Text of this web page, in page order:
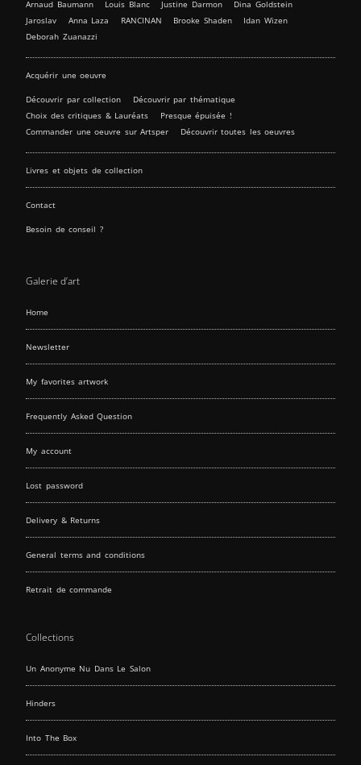
Arnaud Baumann Louis Blanc Justine Darmon
Dina Goldstein
Jaroslav
Anna Laza RANCINAN Brooke Shaden
Idan Wizen
Deborah Zuanazzi
Acquérir une oeuvre
Découvrir par collection
Découvrir par thématique
Choix des critiques & Lauréats
Presque épuisée !
Commander une oeuvre sur Artsper
Découvrir toutes les oeuvres
Livres et objets de collection
Contact
Besoin de conseil ?
Galerie d’art
Home
Newsletter
My favorites artwork
Frequently Asked Question
My account
Lost password
Delivery & Returns
General terms and conditions
Retrait de commande
Collections
Un Anonyme Nu Dans Le Salon
Hinders
Into The Box